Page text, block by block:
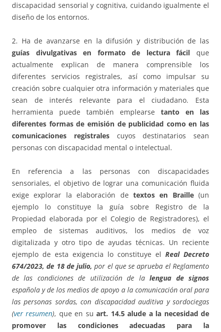
discapacidad sensorial y cognitiva, cuidando igualmente el
diseño de los entornos.
2. Ha de avanzarse en la difusión y distribución de las
guías divulgativas en formato de lectura
fácil que
actualmente explican de manera comprensible los
diferentes servicios registrales, así como impulsar su
creación sobre cualquier otra información y materiales que
sean de interés relevante para el ciudadano. Esta
herramienta puede también emplearse tanto en las
diferentes formas de emisión de publicidad como en las
comunicaciones registrales cuyos destinatarios sean
personas con discapacidad mental o intelectual.
En referencia a las personas con discapacidades
sensoriales, el objetivo de lograr una comunicación fluida
exige explorar la elaboración de textos en Braille(un
ejemplo lo constituye la guía sobre Registro de la
Propiedad elaborada por el Colegio de Registradores), el
empleo de sistemas auditivos, los medios de voz
digitalizada y otro tipo de ayudas técnicas. Un reciente
ejemplo de esta exigencia lo constituye el Real Decreto
674/2023, de 18 de julio, por el que se aprueba el Reglamento
de las condiciones de utilización de lalengua de signos
española y de los medios de apoyo a la comunicación oral para
las personas sordas, con discapacidad auditiva y sordociegas
(ver resumen), que en suart. 14.5 alude a la necesidad de
promover las condiciones adecuadas para la